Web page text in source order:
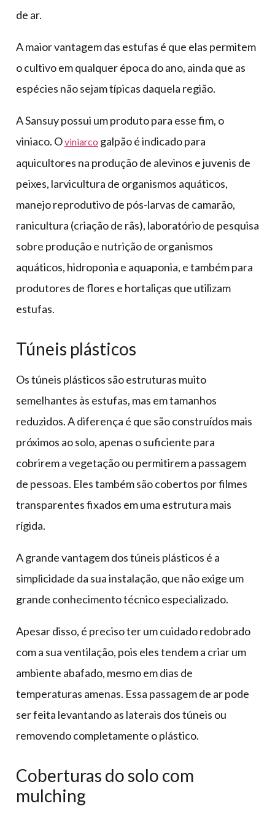
de ar.
A maior vantagem das estufas é que elas permitem
o cultivo em qualquer época do ano, ainda que as
espécies não sejam típicas daquela região.
A Sansuy possui um produto para esse fim, o
viniaco. Oviniarco galpão é indicado para
aquicultores na produção de alevinos e juvenis de
peixes, larvicultura de organismos aquáticos,
manejo reprodutivo de pós-larvas de camarão,
ranicultura (criação de rãs), laboratório de pesquisa
sobre produção e nutrição de organismos
aquáticos, hidroponia e aquaponia, e também para
produtores de flores e hortaliças que utilizam
estufas.
Túneis plásticos
Os túneis plásticos são estruturas muito
semelhantes às estufas, mas em tamanhos
reduzidos. A diferença é que são construídos mais
próximos ao solo, apenas o suficiente para
cobrirem a vegetação ou permitirem a passagem
de pessoas. Eles também são cobertos por filmes
transparentes fixados em uma estrutura mais
rígida.
A grande vantagem dos túneis plásticos é a
simplicidade da sua instalação, que não exige um
grande conhecimento técnico especializado.
Apesar disso, é preciso ter um cuidado redobrado
com a sua ventilação, pois eles tendem a criar um
ambiente abafado, mesmo em dias de
temperaturas amenas. Essa passagem de ar pode
ser feita levantando as laterais dos túneis ou
removendo completamente o plástico.
Coberturas do solo com
mulching